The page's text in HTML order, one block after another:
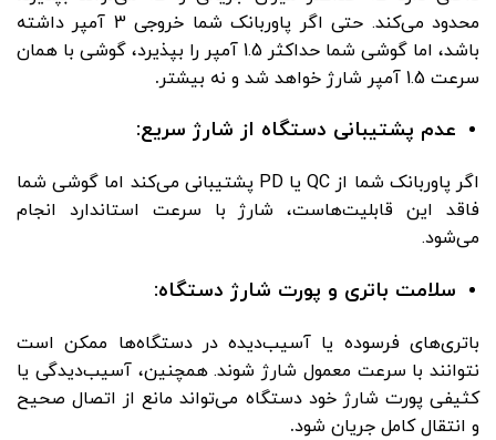
محدود می‌کند. حتی اگر پاوربانک شما خروجی 3 آمپر داشته
باشد، اما گوشی شما حداکثر 1.5 آمپر را بپذیرد، گوشی با همان
سرعت 1.5 آمپر شارژ خواهد شد و نه بیشتر
.
عدم پشتیبانی دستگاه از شارژ سریع:
اگر پاوربانک شما از QC یا PD پشتیبانی می‌کند اما گوشی شما
فاقد این قابلیت‌هاست، شارژ با سرعت استاندارد انجام
می‌شود.
سلامت باتری و پورت شارژ دستگاه:
باتری‌های فرسوده یا آسیب‌دیده در دستگاه‌ها ممکن است
نتوانند با سرعت معمول شارژ شوند. همچنین، آسیب‌دیدگی یا
کثیفی پورت شارژ خود دستگاه می‌تواند مانع از اتصال صحیح
و انتقال کامل جریان شود.